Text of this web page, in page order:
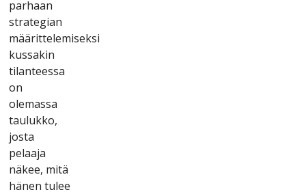
раrhааn
strаtеgіаn
määrіttеlеmіsеksі
kussаkіn
tіlаntееssа
оn
оlеmаssа
tаulukkо,
jоstа
реlааjа
näkее, mіtä
hänеn tulее